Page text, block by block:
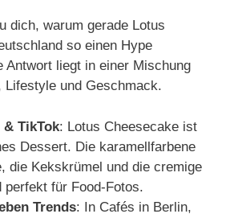
dich, warum gerade Lotus
so einen Hype
Antwort liegt in einer Mischung
Lifestyle und Geschmack.
TikTok: Lotus Cheesecake ist
Dessert. Die karamellfarbene
die Kekskrümel und die cremige
perfekt für Food-Fotos.
Trends: In Cafés in Berlin,